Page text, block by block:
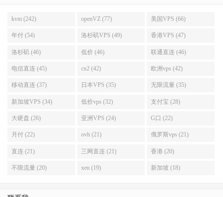
kvm (242) openVZ (77) 美国VPS (66)
年付 (54) 洛杉矶VPS (49) 香港VPS (47)
洛杉矶 (46) 低价 (46) 联通直连 (46)
电信直连 (45) cn2 (42) 欧洲vps (42)
移动直连 (37) 日本VPS (35) 无限流量 (35)
新加坡VPS (34) 低价vps (32) 支付宝 (28)
大硬盘 (26) 亚洲VPS (24) G口 (22)
月付 (22) ovh (21) 俄罗斯vps (21)
直连 (21) 三网直连 (21) 香港 (20)
不限流量 (20) xen (19) 新加坡 (18)